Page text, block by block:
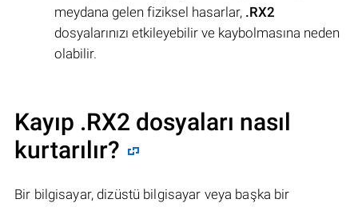
meydana gelen fiziksel hasarlar, .RX2
dosyalarınızı etkileyebilir ve kaybolmasına neden
olabilir.
Kayıp .RX2 dosyaları nasıl
kurtarılır?
Bir bilgisayar, dizüstü bilgisayar veya başka bir